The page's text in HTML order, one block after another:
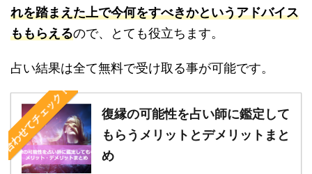
れを踏まえた上で今何をすべきかというアドバイス
ももらえるので、とても役立ちます。
占い結果は全て無料で受け取る事が可能です。
合わせてチェック！
復縁の可能性を占い師に鑑定して
もらうメリットとデメリットまと
め